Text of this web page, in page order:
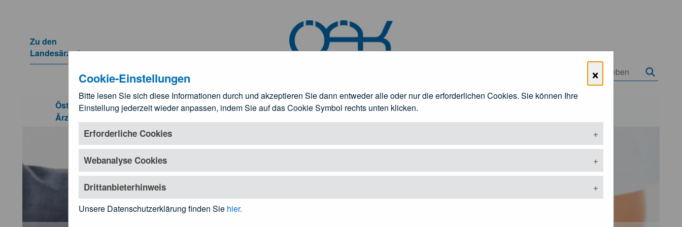
×
Cookie-Einstellungen
Bitte lesen Sie sich diese Informationen durch und akzeptieren Sie dann entweder alle oder nur die erforderlichen Cookies. Sie können Ihre
Einstellung jederzeit wieder anpassen, indem Sie auf das Cookie Symbol rechts unten klicken.
Erforderliche Cookies
Webanalyse Cookies
Drittanbieterhinweis
Unsere Datenschutzerklärung finden Sie hier.
Zu den
Landesärztekammern
Kundmachungen und Rechtsgrundlagen
Österreichische
Ärztekammer
Für Ärztinnen und Ärzte Patienteninformation